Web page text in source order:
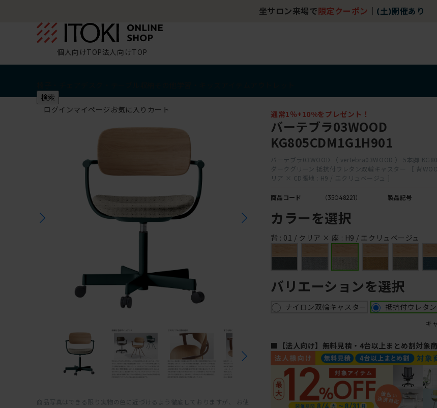
坐サロン来場で 限定クーポン (土)開催あり
個人向けTOP法人向けTOP
検索
ログインマイページ お気に入り カート
商品写真はできる限り実物の色に近づけるよう徹底しておりますが、 お使
通常1％+10%をプレゼント！
バーテブラ03WOOD
KG805CDM1G1H901
バーテブラ03WOOD （ vertebra03WOOD ） 5本脚
ダークグリーン 抵抗付ウレタン双輪キャスター ［ 背
リア × CD張地 : H9 / エクリュベージュ ]
商品コード （35048221） 製品記号
カラーを選択
背 : 01 / クリア × 座 : H9 / エクリュベージュ
バリエーションを選択
ナイロン双輪キャスター 抵抗付ウレタ
キ
■【法人向け】無料見積・4台以上まとめ割対象